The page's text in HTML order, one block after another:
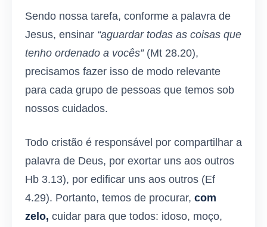
Sendo nossa tarefa, conforme a palavra de
Jesus, ensinar “aguardar todas as coisas que
tenho ordenado a vocês”(Mt 28.20),
precisamos fazer isso de modo relevante
para cada grupo de pessoas que temos sob
nossos cuidados.
Todo cristão é responsável por compartilhar a
palavra de Deus, por exortar uns aos outros
Hb 3.13), por edificar uns aos outros (Ef
4.29). Portanto, temos de procurar, com
zelo, cuidar para que todos: idoso, moço,